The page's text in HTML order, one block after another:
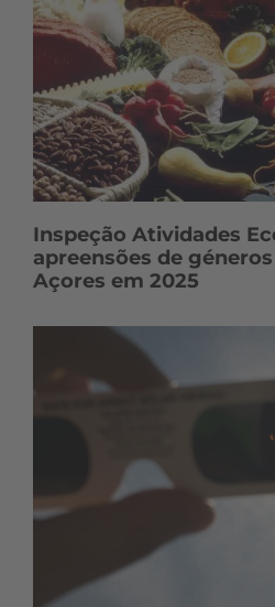
Inspeção Atividades
apreensões de
Açores em 2025